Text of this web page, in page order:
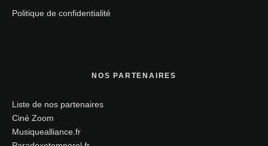
Politique de confidentialité
NOS PARTENAIRES
Liste de nos partenaires
Ciné Zoom
Musiquealliance.fr